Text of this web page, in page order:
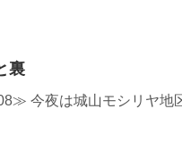
裏
今夜は城山モシリヤ地